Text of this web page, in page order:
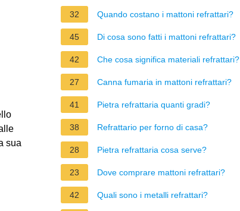
sua
32 Quando costano i mattoni refrattari?
45 Di cosa sono fatti i mattoni refrattari?
42 Che cosa significa materiali refrattari?
27 Canna fumaria in mattoni refrattari?
41 Pietra refrattaria quanti gradi?
38 Refrattario per forno di casa?
28 Pietra refrattaria cosa serve?
23 Dove comprare mattoni refrattari?
42 Quali sono i metalli refrattari?